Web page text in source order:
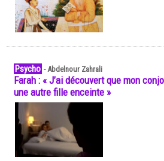
Psycho -Abdelnour Zahrali
Farah : « J’ai découvert que mon
une autre fille enceinte »